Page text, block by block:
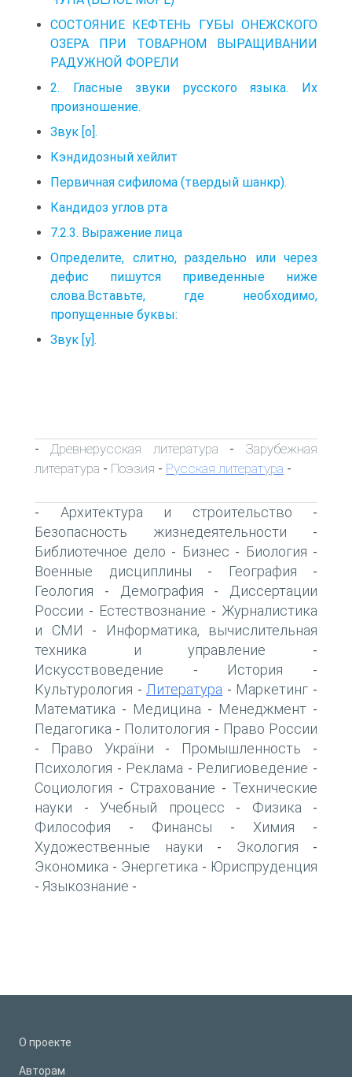
СОСТОЯНИЕ КЕФТЕНЬ ГУБЫ ОНЕЖСКОГО
ОЗЕРА ПРИ ТОВАРНОМ ВЫРАЩИВАНИИ
РАДУЖНОЙ ФОРЕЛИ
2. Гласные звуки русского языка. Их
произношение.
Звук [о].
Кэндидозный хейлит
Первичная сифилома (твердый шанкр).
Кандидоз углов рта
7.2.3. Выражение лица
Определите, слитно, раздельно или через
дефис пишутся приведенные ниже
слова.Вставьте, где необходимо,
пропущенные буквы:
Звук [у].
- Древнерусская литература - Зарубежная
литература - Поэзия - Русская литература -
- Архитектура и строительство -
Безопасность жизнедеятельности -
Библиотечное дело - Бизнес - Биология -
Военные дисциплины - География -
Геология - Демография -
Диссертации
России - Естествознание - Журналистика
и СМИ -
Информатика, вычислительная
техника и управление -
Искусствоведение - История -
Культурология - Литература - Маркетинг -
Математика - Медицина - Менеджмент -
Педагогика - Политология - Право России
- Право України - Промышленность -
Психология - Реклама - Религиоведение -
Социология - Страхование - Технические
науки - Учебный процесс - Физика -
Философия - Финансы - Химия -
Художественные науки - Экология -
Экономика - Энергетика - Юриспруденция
- Языкознание -
О проекте
Авторам